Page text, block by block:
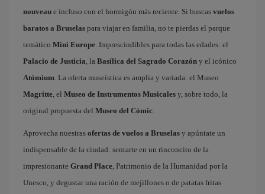
nouveau e incluso con el hormigón más reciente. Si buscas vuelos
baratos a Bruselas para viajar en familia, no te pierdas el parque
temático Mini Europe. Imprescindibles para todas las edades: el
Palacio de Justicia, la Basílica del Sagrado Corazón y el icónico
Atómium. La oferta museística es amplia y variada: el Museo
Magritte, el Museo de Instrumentos Musicales y, sobre todo, la
original propuesta del Museo del Cómic.
Aprovecha nuestras ofertas de vuelos a Bruselas y apúntate un
indispensable de la ciudad: sentarte en un rinconcito de la
impresionante Grand Place, Patrimonio de la Humanidad por la
Unesco, y degustar una ración de mejillones o de patatas fritas